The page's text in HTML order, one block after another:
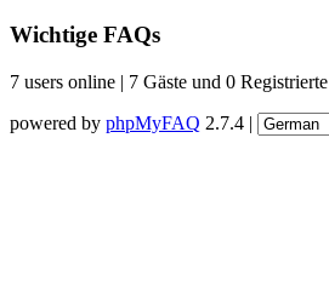
Wichtige FAQs
7 users online | 7 Gäste und 0 Registrierte
powered by phpMyFAQ 2.7.4 |